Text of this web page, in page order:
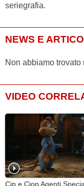
seriegrafia.
NEWS E
Non abbiamo
VIDEO
Cip e Ciop Agenti